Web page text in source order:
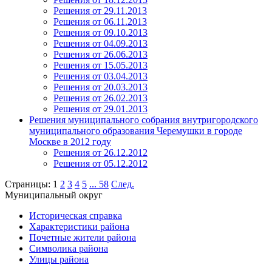
Решения от 29.11.2013
Решения от 06.11.2013
Решения от 09.10.2013
Решения от 04.09.2013
Решения от 26.06.2013
Решения от 15.05.2013
Решения от 03.04.2013
Решения от 20.03.2013
Решения от 26.02.2013
Решения от 29.01.2013
Решения муниципального собрания внутригородского
муниципального образования Черемушки в городе
Москве в 2012 году
Решения от 26.12.2012
Решения от 05.12.2012
Страницы: 1 2 3 4 5 ... 58 След.
Муниципальный округ
Историческая справка
Характеристики района
Почетные жители района
Символика района
Улицы района